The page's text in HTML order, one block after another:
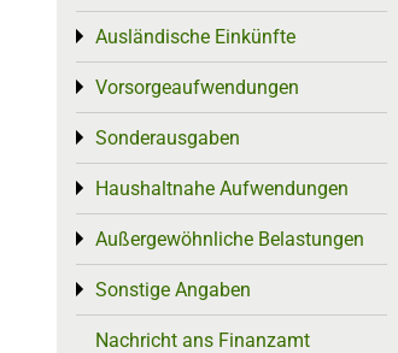
Ausländische Einkünfte
Toggle menu
Vorsorgeaufwendungen
Toggle menu
Sonderausgaben
Toggle menu
Haushaltnahe Aufwendungen
Toggle menu
Außergewöhnliche Belastungen
Toggle menu
Sonstige Angaben
Toggle menu
Nachricht ans Finanzamt